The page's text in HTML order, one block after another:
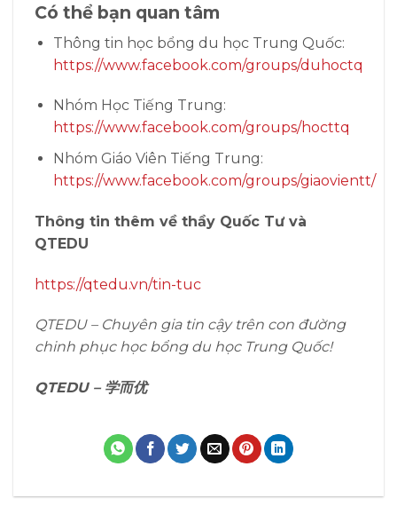
Có thể bạn quan tâm
Thông tin học bổng du học Trung Quốc:
https://www.facebook.com/groups/duhoctq
Nhóm Học Tiếng Trung:
https://www.facebook.com/groups/hocttq
Nhóm Giáo Viên Tiếng Trung:
https://www.facebook.com/groups/giaovientt/
Thông tin thêm về thầy Quốc Tư và
QTEDU
https://qtedu.vn/tin-tuc
QTEDU – Chuyên gia tin cậy trên con đường
chinh phục học bổng du học Trung Quốc!
QTEDU – 学而优